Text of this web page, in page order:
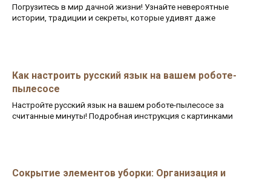
Погрузитесь в мир дачной жизни! Узнайте невероятные
истории, традиции и секреты, которые удивят даже
Как настроить русский язык на вашем роботе-
пылесосе
Настройте русский язык на вашем роботе-пылесосе за
считанные минуты! Подробная инструкция с картинками
Сокрытие элементов уборки: Организация и